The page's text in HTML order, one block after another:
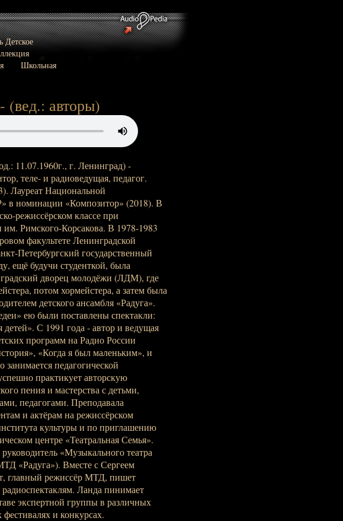
Детское
Школьная
авторы)
11.07.1960г., г. Ленинград) -
теле- и радиоведущая, педагог.
Лауреат Национальной
номинации «Композитор» (2018). В
режиссёрском классе при
Римского-Корсакова. В 1978-1983
факультете Ленинградской
Петербургский государственный
ещё будучи студенткой, была
дворец молодёжи (ЛДМ), где
потом хормейстера, а затем была
детского ансамбля «Радуга».
ею были поставлены спектакли:
С 1991 года - автор и ведущая
программ на Радио России
«Когда я был маленьким», и
педагогической
практикует авторскую
пения и мастерства с детьми,
педагогами. Преподавала
и актёрам на режиссёрском
культуры и по приглашению
центре «Театральная Семья».
«Музыкального театра
«Радуга»). Вместе с Сергеем
главный режиссёр МТД, пишет
Ланда пинимает
экспертной группы в различных
и конкурсах.